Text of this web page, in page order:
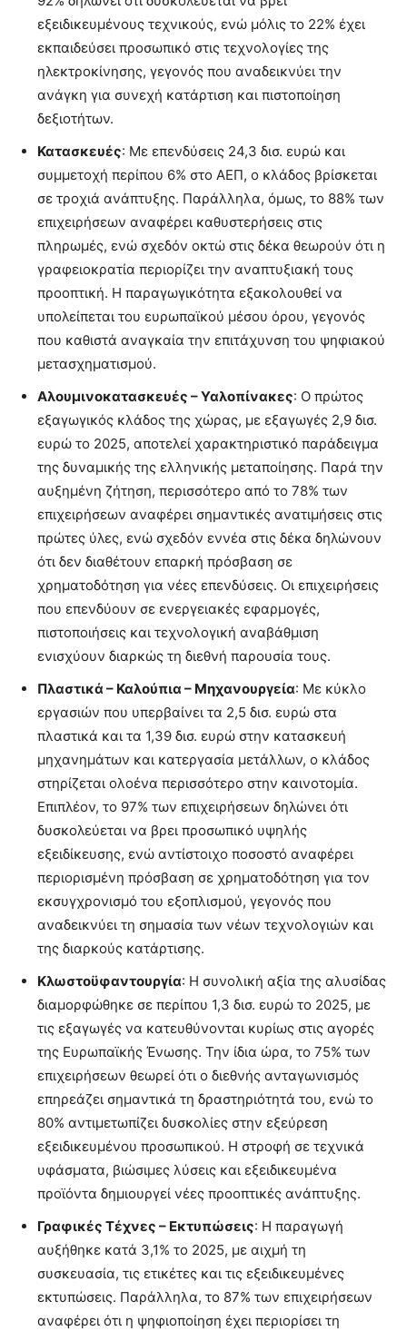
εξειδικευμένους τεχνικούς, ενώ μόλις το 22% έχει
εκπαιδεύσει προσωπικό στις τεχνολογίες της
ηλεκτροκίνησης, γεγονός που αναδεικνύει την
ανάγκη για συνεχή κατάρτιση και πιστοποίηση
δεξιοτήτων.
Κατασκευές: Με επενδύσεις 24,3 δισ. ευρώ και
συμμετοχή περίπου 6% στο ΑΕΠ, ο κλάδος βρίσκεται
σε τροχιά ανάπτυξης. Παράλληλα, όμως, το 88% των
επιχειρήσεων αναφέρει καθυστερήσεις στις
πληρωμές, ενώ σχεδόν οκτώ στις δέκα θεωρούν ότι η
γραφειοκρατία περιορίζει την αναπτυξιακή τους
προοπτική. Η παραγωγικότητα εξακολουθεί να
υπολείπεται του ευρωπαϊκού μέσου όρου, γεγονός
που καθιστά αναγκαία την επιτάχυνση του ψηφιακού
μετασχηματισμού.
Αλουμινοκατασκευές – Υαλοπίνακες: Ο πρώτος
εξαγωγικός κλάδος της χώρας, με εξαγωγές 2,9 δισ.
ευρώ το 2025, αποτελεί χαρακτηριστικό παράδειγμα
της δυναμικής της ελληνικής μεταποίησης. Παρά την
αυξημένη ζήτηση, περισσότερο από το 78% των
επιχειρήσεων αναφέρει σημαντικές ανατιμήσεις στις
πρώτες ύλες, ενώ σχεδόν εννέα στις δέκα δηλώνουν
ότι δεν διαθέτουν επαρκή πρόσβαση σε
χρηματοδότηση για νέες επενδύσεις. Οι επιχειρήσεις
που επενδύουν σε ενεργειακές εφαρμογές,
πιστοποιήσεις και τεχνολογική αναβάθμιση
ενισχύουν διαρκώς τη διεθνή παρουσία τους.
Πλαστικά – Καλούπια – Μηχανουργεία: Με κύκλο
εργασιών που υπερβαίνει τα 2,5 δισ. ευρώ στα
πλαστικά και τα 1,39 δισ. ευρώ στην κατασκευή
μηχανημάτων και κατεργασία μετάλλων, ο κλάδος
στηρίζεται ολοένα περισσότερο στην καινοτομία.
Επιπλέον, το 97% των επιχειρήσεων δηλώνει ότι
δυσκολεύεται να βρει προσωπικό υψηλής
εξειδίκευσης, ενώ αντίστοιχο ποσοστό αναφέρει
περιορισμένη πρόσβαση σε χρηματοδότηση για τον
εκσυγχρονισμό του εξοπλισμού, γεγονός που
αναδεικνύει τη σημασία των νέων τεχνολογιών και
της διαρκούς κατάρτισης.
Κλωστοϋφαντουργία: Η συνολική αξία της αλυσίδας
διαμορφώθηκε σε περίπου 1,3 δισ. ευρώ το 2025, με
τις εξαγωγές να κατευθύνονται κυρίως στις αγορές
της Ευρωπαϊκής Ένωσης. Την ίδια ώρα, το 75% των
επιχειρήσεων θεωρεί ότι ο διεθνής ανταγωνισμός
επηρεάζει σημαντικά τη δραστηριότητά του, ενώ το
80% αντιμετωπίζει δυσκολίες στην εξεύρεση
εξειδικευμένου προσωπικού. Η στροφή σε τεχνικά
υφάσματα, βιώσιμες λύσεις και εξειδικευμένα
προϊόντα δημιουργεί νέες προοπτικές ανάπτυξης.
Γραφικές Τέχνες – Εκτυπώσεις: Η παραγωγή
αυξήθηκε κατά 3,1% το 2025, με αιχμή τη
συσκευασία, τις ετικέτες και τις εξειδικευμένες
εκτυπώσεις. Παράλληλα, το 87% των επιχειρήσεων
αναφέρει ότι η ψηφιοποίηση έχει περιορίσει τη